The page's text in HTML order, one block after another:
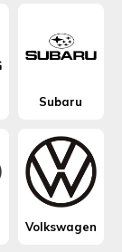
Subaru
Volkswagen